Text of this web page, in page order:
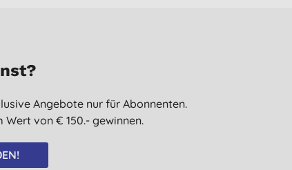
Angebote nur für Abonnenten.
von € 150.- gewinnen.